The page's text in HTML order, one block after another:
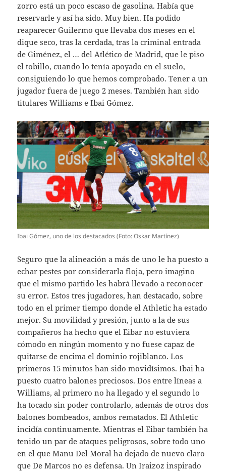
zorro está un poco escaso de gasolina. Había que
reservarle y así ha sido. Muy bien. Ha podido
reaparecer Guilermo que llevaba dos meses en el
dique seco, tras la cerdada, tras la criminal entrada
de Giménez, el … del Atlético de Madrid, que le piso
el tobillo, cuando lo tenía apoyado en el suelo,
consiguiendo lo que hemos comprobado. Tener a un
jugador fuera de juego 2 meses. También han sido
titulares Williams e Ibai Gómez.
Ibai Gómez, uno de los destacados (Foto: Oskar Martínez)
Seguro que la alineación a más de uno le ha puesto a
echar pestes por considerarla floja, pero imagino
que el mismo partido les habrá llevado a reconocer
su error. Estos tres jugadores, han destacado, sobre
todo en el primer tiempo donde el Athletic ha estado
mejor. Su movilidad y presión, junto a la de sus
compañeros ha hecho que el Eibar no estuviera
cómodo en ningún momento y no fuese capaz de
quitarse de encima el dominio rojiblanco. Los
primeros 15 minutos han sido movidísimos. Ibai ha
puesto cuatro balones preciosos. Dos entre líneas a
Williams, al primero no ha llegado y el segundo lo
ha tocado sin poder controlarlo, además de otros dos
balones bombeados, ambos rematados. El Athletic
incidía continuamente. Mientras el Eibar también ha
tenido un par de ataques peligrosos, sobre todo uno
en el que Manu Del Moral ha dejado de nuevo claro
que De Marcos no es defensa. Un Iraizoz inspirado